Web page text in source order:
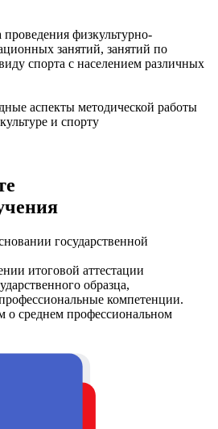
физкультурно-
занятий, занятий по
спорта с населением различных
аспекты методической работы
и спорту
государственной
итоговой аттестации
образца,
компетенции.
о среднем профессиональном